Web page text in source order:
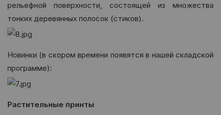
рельефной поверхности, состоящей из множества
тонких деревянных полосок (стиков).
Новинки (в скором времени появятся в нашей складской
программе):
Растительные принты